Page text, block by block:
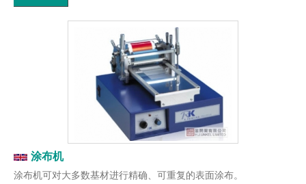
涂布机
涂布机可对大多数基材进行精确、可重复的表面涂布。